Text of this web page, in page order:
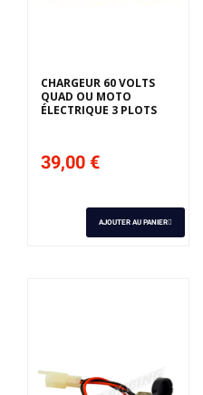
CHARGEUR 60 VOLTS
QUAD OU MOTO
ÉLECTRIQUE 3 PLOTS
39,00 €
AJOUTER AU PANIER